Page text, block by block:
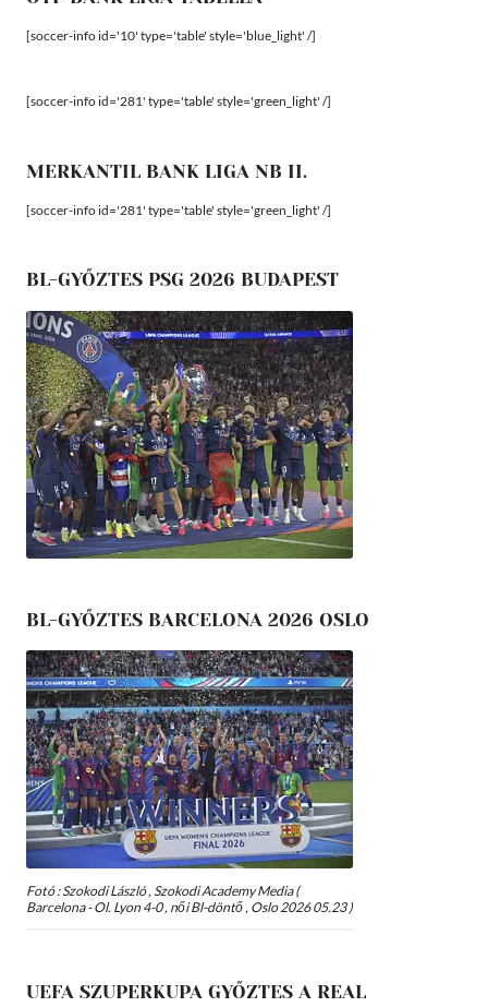
[soccer-info id='10' type='table' style='blue_light' /]
[soccer-info id='281' type='table' style='green_light' /]
MERKANTIL BANK LIGA NB II.
[soccer-info id='281' type='table' style='green_light' /]
BL-GYŐZTES PSG 2026 BUDAPEST
BL-GYŐZTES BARCELONA 2026 OSLO
Fotó : Szokodi László , Szokodi Academy Media (
Barcelona - Ol. Lyon 4-0 , női Bl-döntő , Oslo 2026 05.23 )
UEFA SZUPERKUPA GYŐZTES A REAL